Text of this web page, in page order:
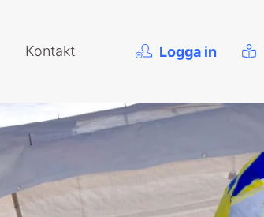
Kontakt Logga in